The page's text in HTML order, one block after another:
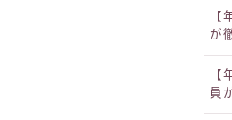
【
が
【
員